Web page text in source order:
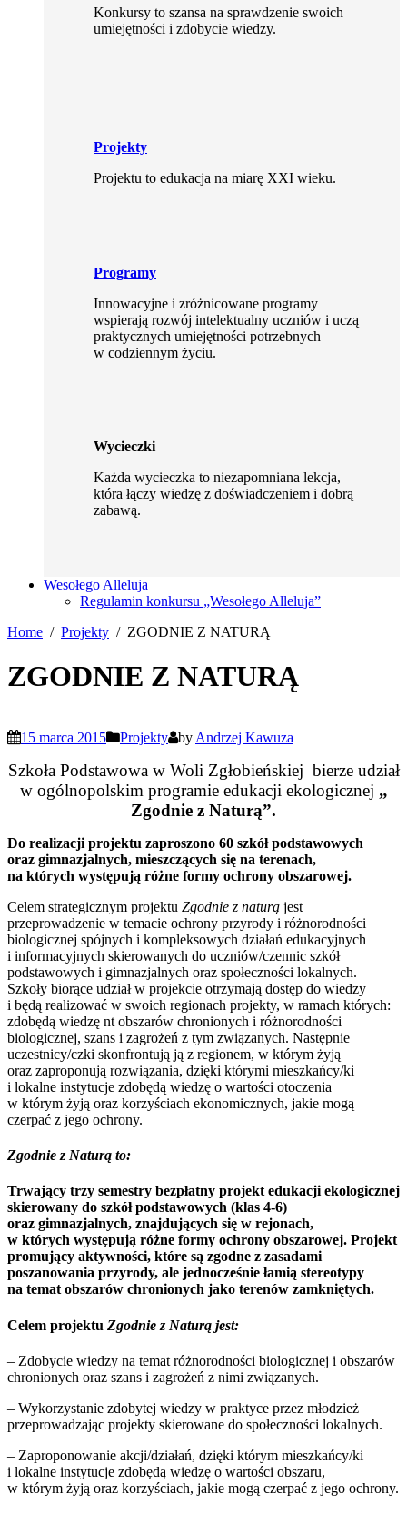
Konkursy to szansa na sprawdzenie swoich
umiejętności i zdobycie wiedzy.
Projekty
Projektu to edukacja na miarę XXI wieku.
Programy
Innowacyjne i zróżnicowane programy
wspierają rozwój intelektualny uczniów i uczą
praktycznych umiejętności potrzebnych
w codziennym życiu.
Wycieczki
Każda wycieczka to niezapomniana lekcja,
która łączy wiedzę z doświadczeniem i dobrą
zabawą.
Wesołego Alleluja
Regulamin konkursu „Wesołego Alleluja”
Home
Projekty ZGODNIE Z NATURĄ
ZGODNIE Z NATURĄ
15 marca 2015 Projekty by Andrzej Kawuza
Szkoła Podstawowa w Woli Zgłobieńskiej bierze udział
w ogólnopolskim programie edukacji ekologicznej „
Zgodnie z Naturą”.
Do realizacji projektu zaproszono 60 szkół podstawowych
oraz gimnazjalnych, mieszczących się na terenach,
na których występują różne formy ochrony obszarowej.
Celem strategicznym projektu Zgodnie z naturą jest
przeprowadzenie w temacie ochrony przyrody i różnorodności
biologicznej spójnych i kompleksowych działań edukacyjnych
i informacyjnych skierowanych do uczniów/czennic szkół
podstawowych i gimnazjalnych oraz społeczności lokalnych.
Szkoły biorące udział w projekcie otrzymają dostęp do wiedzy
i będą realizować w swoich regionach projekty, w ramach których:
zdobędą wiedzę nt obszarów chronionych i różnorodności
biologicznej, szans i zagrożeń z tym związanych. Następnie
uczestnicy/czki skonfrontują ją z regionem, w którym żyją
oraz zaproponują rozwiązania, dzięki którymi mieszkańcy/ki
i lokalne instytucje zdobędą wiedzę o wartości otoczenia
w którym żyją oraz korzyściach ekonomicznych, jakie mogą
czerpać z jego ochrony.
Zgodnie z Naturą to:
Trwający trzy semestry bezpłatny projekt edukacji ekologicznej
skierowany do szkół podstawowych (klas 4-6)
oraz gimnazjalnych, znajdujących się w rejonach,
w których występują różne formy ochrony obszarowej. Projekt
promujący aktywności, które są zgodne z zasadami
poszanowania przyrody, ale jednocześnie łamią stereotypy
na temat obszarów chronionych jako terenów zamkniętych.
Celem projektu Zgodnie z Naturą jest:
– Zdobycie wiedzy na temat różnorodności biologicznej i obszarów
chronionych oraz szans i zagrożeń z nimi związanych.
– Wykorzystanie zdobytej wiedzy w praktyce przez młodzież
przeprowadzając projekty skierowane do społeczności lokalnych.
– Zaproponowanie akcji/działań, dzięki którym mieszkańcy/ki
i lokalne instytucje zdobędą wiedzę o wartości obszaru,
w którym żyją oraz korzyściach, jakie mogą czerpać z jego ochrony.